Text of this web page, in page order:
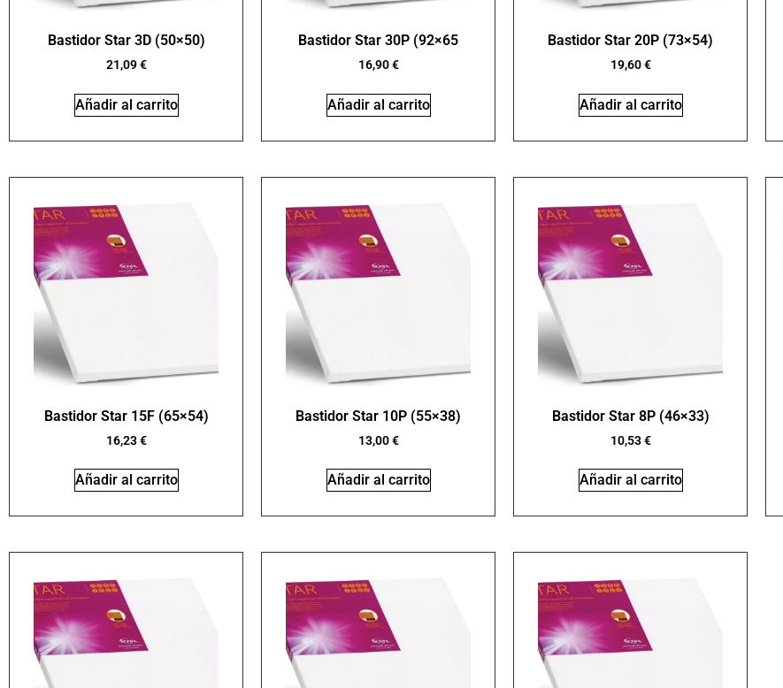
Bastidor Star 3D (50×50)
21,09€
Añadir al carrito
Bastidor Star 30P (92×65
16,90€
Añadir al carrito
Bastidor Star 20P (73×54)
19,60€
Añadir al carrito
Bastidor Star 15F (65×54)
16,23€
Añadir al carrito
Bastidor Star 10P (55×38)
13,00€
Añadir al carrito
Bastidor Star 8P (46×33)
10,53€
Añadir al carrito